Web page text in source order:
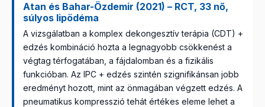
Atan és Bahar-Özdemir (2021) – RCT, 33 nő,
súlyos lipödéma
A vizsgálatban a komplex dekongesztív terápia (CDT) +
edzés kombináció hozta a legnagyobb csökkenést a
végtag térfogatában, a fájdalomban és a fizikális
funkcióban. Az IPC + edzés szintén szignifikánsan jobb
eredményt hozott, mint az önmagában végzett edzés. A
pneumatikus kompresszió tehát értékes eleme lehet a